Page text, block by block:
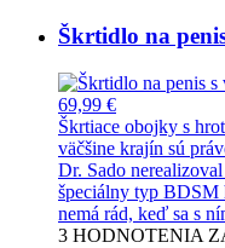
Škrtidlo na
69,99 €
Škrtiace obojky s
väčšine krajín sú
Dr. Sado
špeciálny typ BDSM
nemá rád, keď sa s
3 HODNOTENIA